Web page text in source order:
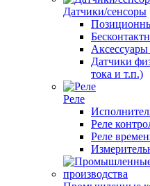
Датчики/сенсоры
Датчики
тока и т.п.)
Реле
Реле
Реле